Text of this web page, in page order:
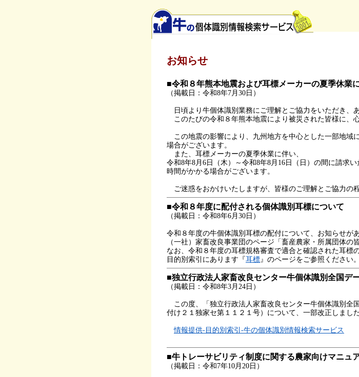
お知らせ
■令和８年熊本地震および耳標メーカーの夏季休業
（掲載日：令和8年7月30日）
日頃より牛個体識別業務にご理解とご協力をいただき、
このたびの令和８年熊本地震により被災された皆様に、
この地震の影響により、九州地方を中心とした一部地域
場合がございます。
また、耳標メーカーの夏季休業に伴い、
令和8年8月6日（木）～令和8年8月16日（日）の間に請求
時間がかかる場合がございます。
ご迷惑をおかけいたしますが、皆様のご理解とご協力の
■令和８年度に配付される個体識別耳標について
（掲載日：令和8年6月30日）
令和８年度の牛個体識別耳標の配付について、お知らせが
（一社）家畜改良事業団のページ「畜産農家・所属団体の
なお、令和８年度の耳標規格審査で適合と確認された耳標
目的別索引にあります『耳標』のページをご参照ください。
■独立行政法人家畜改良センター牛個体識別全国デ
（掲載日：令和8年3月24日）
この度、「独立行政法人家畜改良センター牛個体識別全
付け２１独家セ第１１２１号）について、一部改正しまし
情報提供-目的別索引-牛の個体識別情報検索サービス
■牛トレーサビリティ制度に関する農家向けマニュ
（掲載日：令和7年10月20日）